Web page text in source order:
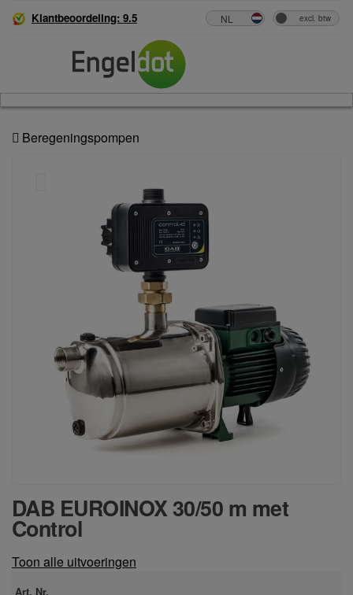
Klantbeoordeling: 9.5
Beregeningspompen
DAB EUROINOX 30/50 m met
Control
Toon alle uitvoeringen
Art. Nr.